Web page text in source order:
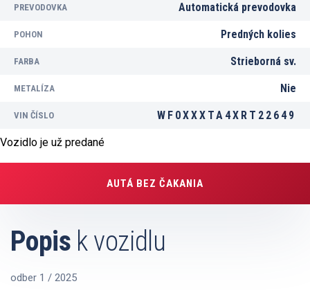
PREVODOVKA Automatická prevodovka
POHON Predných kolies
FARBA Strieborná sv.
METALÍZA Nie
VIN ČÍSLO WF0XXXTA4XRT22649
Vozidlo je už predané
AUTÁ BEZ ČAKANIA
Popis k vozidlu
odber 1 / 2025